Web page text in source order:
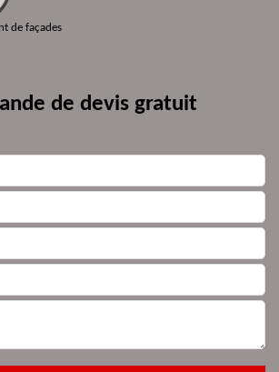
de façades
de devis gratuit